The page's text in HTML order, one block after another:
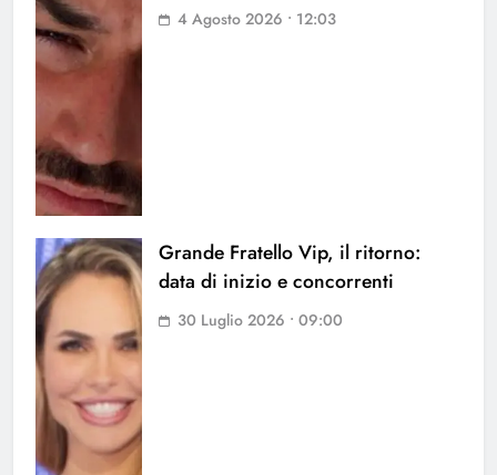
4 Agosto 2026 • 12:03
Grande Fratello Vip, il ritorno:
data di inizio e concorrenti
30 Luglio 2026 • 09:00